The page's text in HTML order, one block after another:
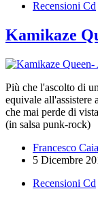
Recensioni Cd
Kamikaze
Più che l'ascolto di
equivale all'assistere
che mai perde di
(in salsa punk-rock)
Francesco
5 Dicembre
Recensioni Cd